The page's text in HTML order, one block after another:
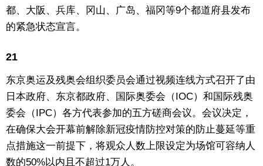
都、大阪、兵库、冈山、广岛、福冈等9个都道府县发布
的紧急状态宣言。
21
东京奥运及残奥会组织委员会通过视频连线方式召开了由
日本政府、东京都政府、国际奥委会（IOC）和国际残奥
委会（IPC）各方代表参加的五方磋商会议。会议决定，
在确保大会开幕前解除新冠疫情防控对策的防止蔓延等重
点措施这一前提下，将观众人数上限设定为场馆可容纳人
数的50%以内且不超过1万人。